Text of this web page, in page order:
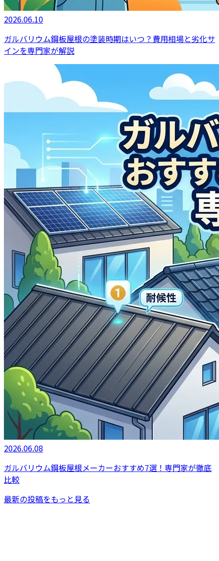
2026.06.10
ガルバリウム鋼板屋根の塗装時期はいつ？費用相場と劣化サ
インを専門家が解説
2026.06.08
ガルバリウム鋼板屋根メーカーおすすめ7選！専門家が徹底
比較
最新の投稿をもっと見る